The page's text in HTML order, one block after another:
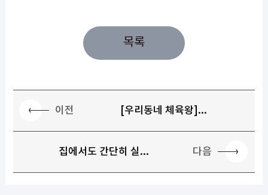
목록
이전 [우리동네 체육왕]...
집에서도 간단히 실... 다음